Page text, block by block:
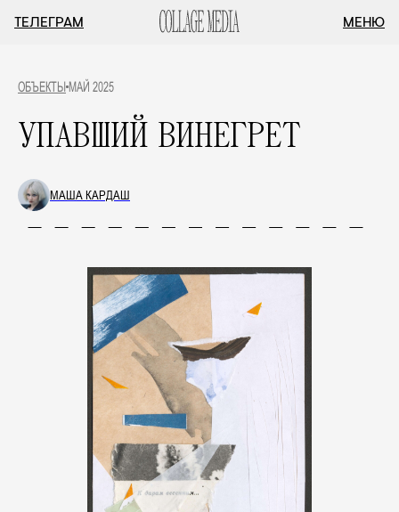
ТЕЛЕГРАМ МЕНЮ
ОБЪЕКТЫ МАЙ 2025
УПАВШИЙ ВИНЕГРЕТ
МАША КАРДАШ